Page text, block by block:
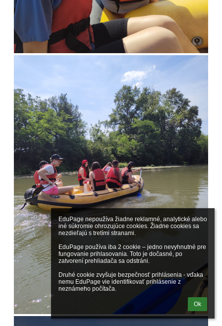
EduPage nepoužíva žiadne reklamné, analytické alebo
iné súkromie ohrozujúce cookies. Žiadne cookies sa
nezdieľajú s tretími stranami.
EduPage používa iba 2 cookie – jedno nevyhnutné pre
fungovanie prihlasovania. Toto je dočasné, po
zatvorení prehliadača sa odstráni.
Druhé cookie zvyšuje bezpečnosť prihlásenia - vďaka
nemu EduPage vie identifikovať prihlásenie z
neznámeho počítača.
Ok